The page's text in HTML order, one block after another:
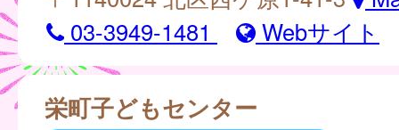
03-3949-1481
Webサイト
栄町子どもセンター